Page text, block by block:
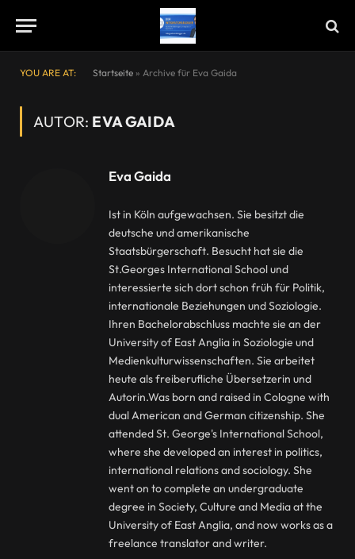
YOU ARE AT: Startseite » Archive für Eva Gaida
AUTOR: EVA GAIDA
Eva Gaida
Ist in Köln aufgewachsen. Sie besitzt die
deutsche und amerikanische
Staatsbürgerschaft. Besucht hat sie die
St.Georges International School und
interessierte sich dort schon früh für Politik,
internationale Beziehungen und Soziologie.
Ihren Bachelorabschluss machte sie an der
University of East Anglia in Soziologie und
Medienkulturwissenschaften. Sie arbeitet
heute als freiberufliche Übersetzerin und
Autorin.Was born and raised in Cologne with
dual American and German citizenship. She
attended St. George's International School,
where she developed an interest in politics,
international relations and sociology. She
went on to complete an undergraduate
degree in Society, Culture and Media at the
University of East Anglia, and now works as a
freelance translator and writer.